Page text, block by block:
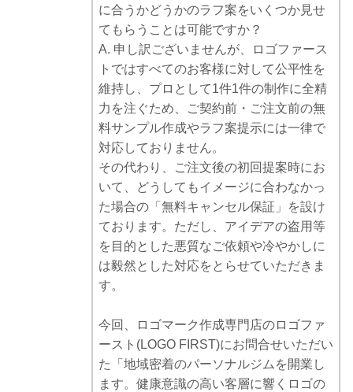
に合うかどうかのラフ案をいくつか見せ
てもらうことは可能ですか？
A. 申し訳ございませんが、ロゴファース
トではすべてのお客様に対して公平性を
維持し、プロとして1件1件の制作に全精
力を注ぐため、ご契約前・ご注文前の無
料サンプル作成やラフ案提示には一律で
対応しておりません。
その代わり、ご注文後の初回提案時にお
いて、どうしてもイメージに合わなかっ
た場合の「無料キャンセル保証」を設け
ております。ただし、アイデアの盗用等
を目的とした悪質なご依頼や冷やかしに
は毅然とした対応をとらせていただきま
す。
今回、ロゴマーク作成専門店のロゴファ
ースト(LOGO FIRST)にお問合せいただい
た「地域密着のパーソナルジムを開業し
ます。健康意識の高い客層に響くロゴの